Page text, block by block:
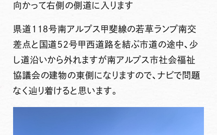
向かって右側の側道に入ります
県道118号南アルプス甲斐線の若草ランプ南交
差点と国道52号甲西道路を結ぶ市道の途中、少
し道沿いから外れますが南アルプス市社会福祉
協議会の建物の東側になりますので、ナビで問題
なく辿り着けると思います。